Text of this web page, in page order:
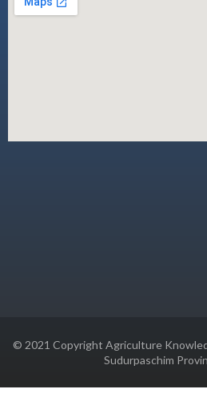
© 2021 Copyright Agriculture
Sudurpaschim